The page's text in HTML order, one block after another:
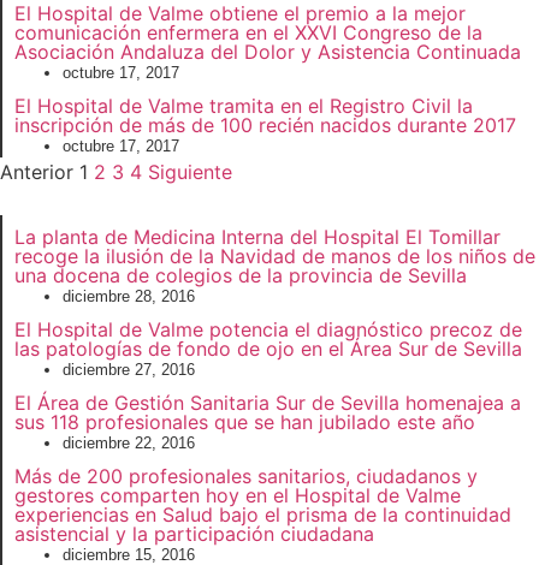
El Hospital de Valme obtiene el premio a la mejor
comunicación enfermera en el XXVI Congreso de la
Asociación Andaluza del Dolor y Asistencia Continuada
octubre 17, 2017
El Hospital de Valme tramita en el Registro Civil la
inscripción de más de 100 recién nacidos durante 2017
octubre 17, 2017
Anterior 1 2 3 4 Siguiente
La planta de Medicina Interna del Hospital El Tomillar
recoge la ilusión de la Navidad de manos de los niños de
una docena de colegios de la provincia de Sevilla
diciembre 28, 2016
El Hospital de Valme potencia el diagnóstico precoz de
las patologías de fondo de ojo en el Área Sur de Sevilla
diciembre 27, 2016
El Área de Gestión Sanitaria Sur de Sevilla homenajea a
sus 118 profesionales que se han jubilado este año
diciembre 22, 2016
Más de 200 profesionales sanitarios, ciudadanos y
gestores comparten hoy en el Hospital de Valme
experiencias en Salud bajo el prisma de la continuidad
asistencial y la participación ciudadana
diciembre 15, 2016